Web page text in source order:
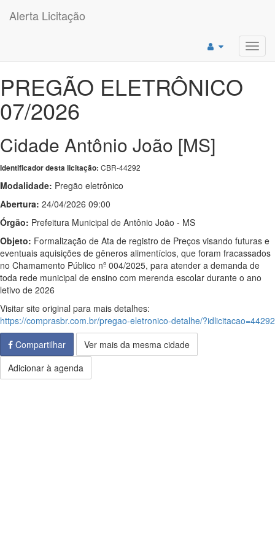
Alerta Licitação
PREGÃO ELETRÔNICO
07/2026
Cidade Antônio João [MS]
Identificador desta licitação: CBR-44292
Modalidade: Pregão eletrônico
Abertura: 24/04/2026 09:00
Órgão: Prefeitura Municipal de Antônio João - MS
Objeto: Formalização de Ata de registro de Preços visando futuras e
eventuais aquisições de gêneros alimentícios, que foram fracassados
no Chamamento Público nº 004/2025, para atender a demanda de
toda rede municipal de ensino com merenda escolar durante o ano
letivo de 2026
Visitar site original para mais detalhes:
https://comprasbr.com.br/pregao-eletronico-detalhe/?idlicitacao=44292
Compartilhar
Ver mais da mesma cidade
Adicionar à agenda